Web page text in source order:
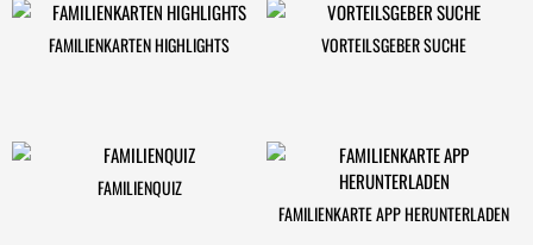
FAMILIENKARTEN HIGHLIGHTS VORTEILSGEBER SUCHE
FAMILIENQUIZ
FAMILIENKARTE APP HERUNTERLADEN